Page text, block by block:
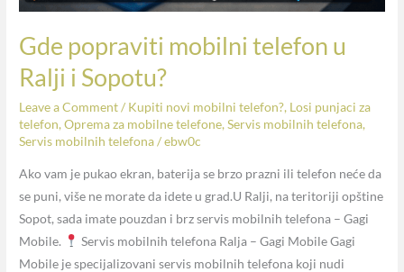
Gde popraviti mobilni telefon u
Ralji i Sopotu?
Leave a Comment/ Kupiti novi mobilni telefon?, Losi punjaci za
telefon,Oprema za mobilne telefone,Servis mobilnih telefona,
Servis mobilnih telefona/ebw0c
Ako vam je pukao ekran, baterija se brzo prazni ili telefon neće da
se puni, više ne morate da idete u grad.U Ralji, na teritoriji opštine
Sopot, sada imate pouzdan i brz servis mobilnih telefona – Gagi
Mobile.
Servis mobilnih telefona Ralja – Gagi Mobile Gagi
Mobile je specijalizovani servis mobilnih telefona koji nudi